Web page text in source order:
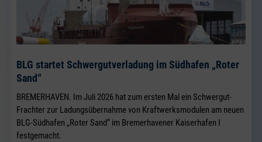
BLG startet Schwergutverladung im Südhafen „Roter
Sand“
BREMERHAVEN. Im Juli 2026 hat zum ersten Mal ein Schwergut-
Frachter zur Ladungsübernahme von Kraftwerksmodulen am neuen
BLG-Südhafen „Roter Sand“ im Bremerhavener Kaiserhafen I
festgemacht.